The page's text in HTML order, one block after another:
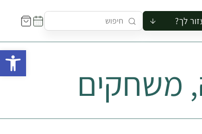
לך?
משחקים